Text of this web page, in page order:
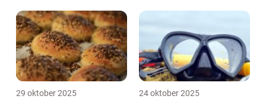
29 oktober 2025 24 oktober 2025